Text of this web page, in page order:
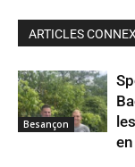
ARTICLES
Besançon